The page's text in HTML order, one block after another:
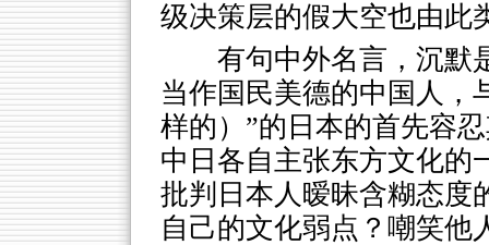
级决策层的假大空也由此
有句中外名言，沉默
当作国民美德的中国人
样的）”的日本的首先容
中日各自主张东方文化的
批判日本人暧昧含糊态度
自己的文化弱点？嘲笑他